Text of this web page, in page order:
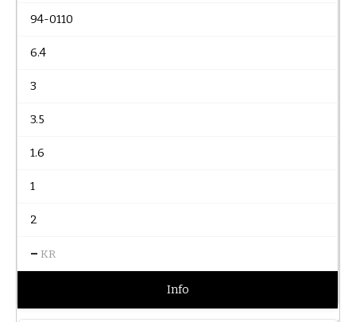
94-0110
6.4
3
3.5
1.6
1
2
– KR
Info